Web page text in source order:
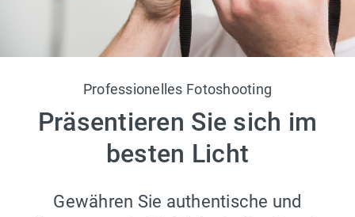
Professionelles Fotoshooting
Präsentieren Sie sich im
besten Licht
Gewähren Sie authentische und